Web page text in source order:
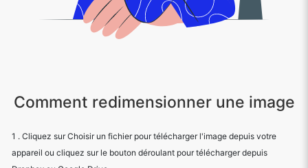
Comment redimensionner une image
1 . Cliquez sur Choisir un fichier pour télécharger l'image depuis votre
appareil ou cliquez sur le bouton déroulant pour télécharger depuis